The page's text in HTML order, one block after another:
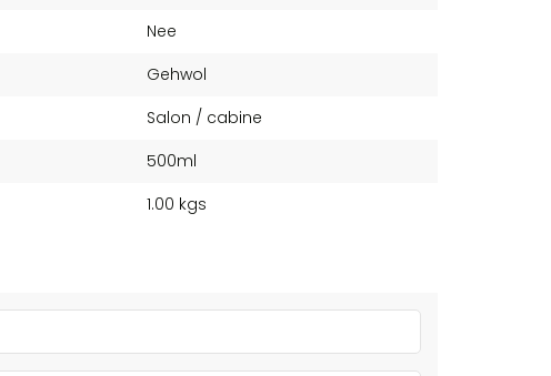
Nee
Gehwol
Salon / cabine
500ml
1.00 kgs